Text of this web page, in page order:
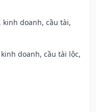
kinh doanh, cầu tài,
doanh, cầu tài lộc,